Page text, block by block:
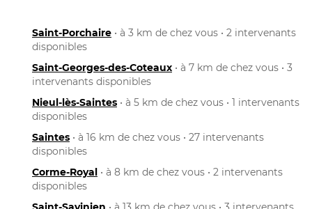
Saint-Porchaire • à 3 km de chez vous • 2 intervenants
disponibles
Saint-Georges-des-Coteaux • à 7 km de chez vous • 3
intervenants disponibles
Nieul-lès-Saintes • à 5 km de chez vous • 1 intervenants
disponibles
Saintes • à 16 km de chez vous • 27 intervenants
disponibles
Corme-Royal • à 8 km de chez vous • 2 intervenants
disponibles